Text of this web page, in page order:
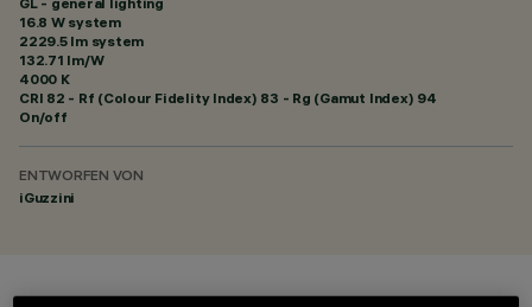
16.8 W system
2229.5 lm system
132.71 lm/W
4000 K
CRI 82 - Rf (Colour Fidelity Index) 83 - Rg (Gamut Index) 94
On/off
ENTWORFEN VON
iGuzzini